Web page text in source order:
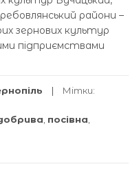
райони –
зернових культур
підприємствами
Мітки:
посівна